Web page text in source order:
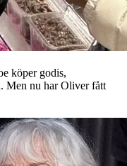
köper godis,
Men nu har Oliver fått